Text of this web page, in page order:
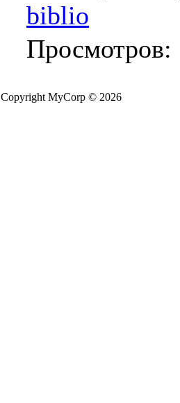
biblio
Просмотров:
Copyright MyCorp © 2026